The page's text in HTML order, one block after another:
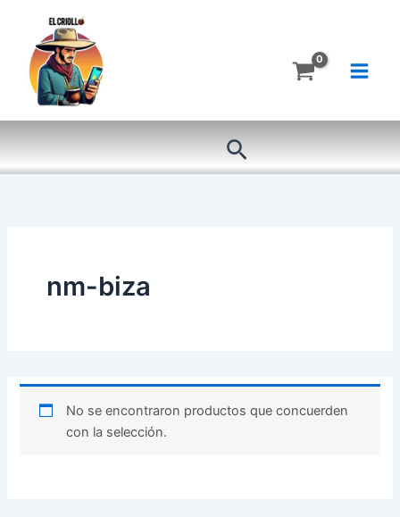
contenido
Buscar
nm-biza
No se encontraron productos que concuerden
con la selección.